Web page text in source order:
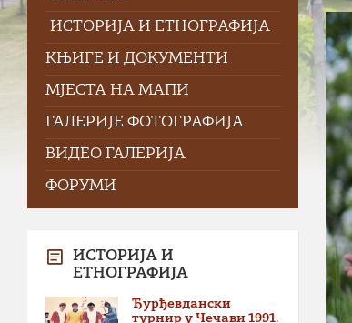
ИСТОРИЈА И ЕТНОГРАФИЈА
КЊИГЕ И ДОКУМЕНТИ
МЈЕСТА НА МАПИ
ГАЛЕРИЈЕ ФОТОГРАФИЈА
ВИДЕО ГАЛЕРИЈА
ФОРУМИ
ИСТОРИЈА И
ЕТНОГРАФИЈА
Ђурђевдански
турнир у Чечави 1991.